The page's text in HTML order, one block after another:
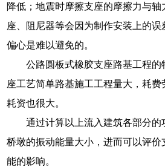
降低；地震时摩擦支座的摩擦力与
座、阻尼器等会因为制作安装上的误
偏心是难以避免的。
公路圆板式橡胶支座路基工程的
座工艺简单路基施工工程量大，耗费
耗资也很大。
通过计算以上流入建筑各部分的
桥墩的振动能量大小，进而可以评价
能的影响。